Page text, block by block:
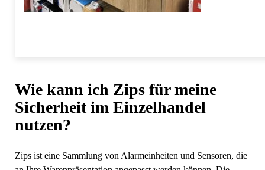
Wie kann ich Zips für meine
Sicherheit im Einzelhandel
nutzen?
Zips ist eine Sammlung von Alarmeinheiten und Sensoren, die